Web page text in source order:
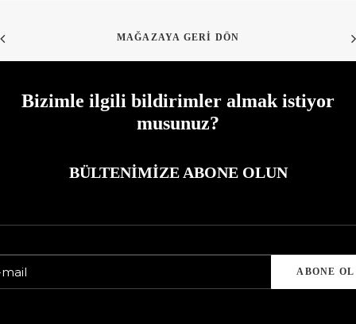
MAĞAZAYA GERI DÖN
Bizimle ilgili bildirimler almak istiyor
musunuz?
BÜLTENIMIZE ABONE OLUN